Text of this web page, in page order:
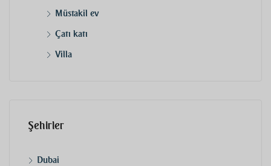
Müstakil ev
Çatı katı
Villa
Şehirler
Dubai